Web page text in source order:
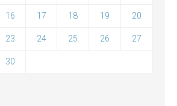
16 17 18 19 20
23 24 25 26 27
30